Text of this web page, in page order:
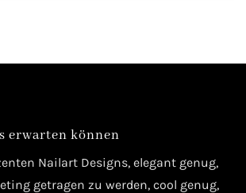
erwarten können
Nailart Designs, elegant genug,
getragen zu werden, cool genug,